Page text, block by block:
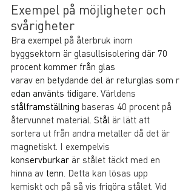
Exempel på möjligheter och
svårigheter
Bra exempel på återbruk inom
byggsektorn är glasullsisolering där 70
procent kommer från glas
varav en betydande del är returglas som r
edan använts tidigare. Världens
stålframställning baseras 40 procent på
återvunnet material. Stål är lätt att
sortera ut från andra metaller då det är
magnetiskt. I exempelvis
konservburkar är stålet täckt med en
hinna av tenn . Detta kan lösas upp
kemiskt och på så vis frigöra stålet. Vid